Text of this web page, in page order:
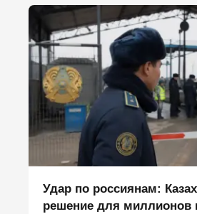
Удар по россиянам:
решение для миллионов